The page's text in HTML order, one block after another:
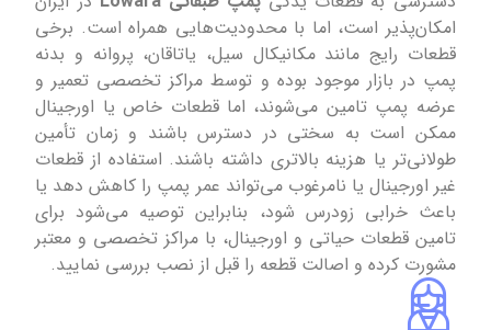
امکان‌پذیر است، اما با محدودیت‌هایی همراه است. برخی
قطعات رایج مانند مکانیکال سیل، یاتاقان، پروانه و بدنه
پمپ در بازار موجود بوده و توسط مراکز تخصصی تعمیر و
عرضه پمپ تامین می‌شوند، اما قطعات خاص یا اورجینال
ممکن است به سختی در دسترس باشند و زمان تأمین
طولانی‌تر یا هزینه بالاتری داشته باشند. استفاده از قطعات
غیر اورجینال یا نامرغوب می‌تواند عمر پمپ را کاهش دهد یا
باعث خرابی زودرس شود، بنابراین توصیه می‌شود برای
تامین قطعات حیاتی و اورجینال، با مراکز تخصصی و معتبر
مشورت کرده و اصالت قطعه را قبل از نصب بررسی نمایید.